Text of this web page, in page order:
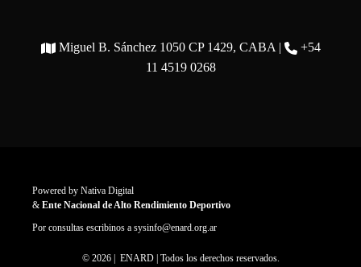
Miguel B. Sánchez 1050 CP 1429, CABA |
+54
11 4519 0268
Powered by Nativa Digital
& Ente Nacional de Alto Rendimiento Deportivo
Por consultas escribinos a sysinfo@enard.org.ar
© 2026 | ENARD | Todos los derechos reservados.